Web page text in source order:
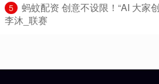
5
蚂蚊配资 创意不设限！“AI 大家
李沐_联赛